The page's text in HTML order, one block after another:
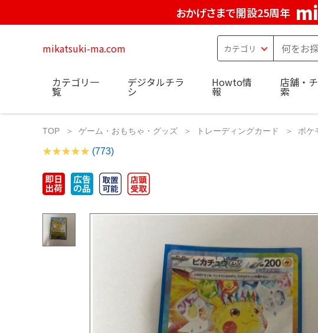
おかげさまで開設25周年
mikatsuki-ma.com
カテゴリ一
覧
デジタルチラ
シ
Howto情
報
店舗・
索
TOP ゲーム・おもちゃ・グッズ トレーディングカード ポケ
(773)